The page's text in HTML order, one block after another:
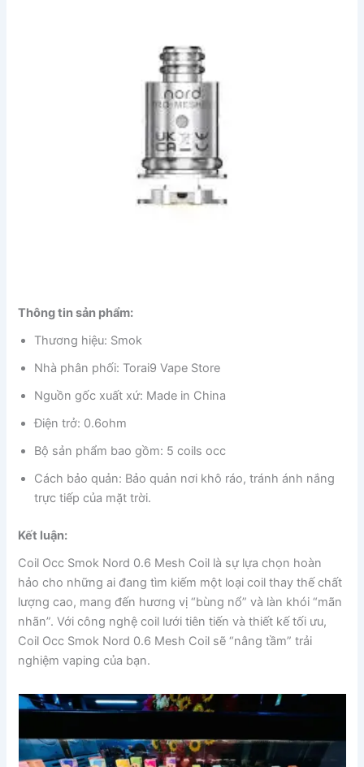
Thông tin sản phẩm:
Thương hiệu: Smok
Nhà phân phối: Torai9 Vape Store
Nguồn gốc xuất xứ: Made in China
Điện trở: 0.6ohm
Bộ sản phẩm bao gồm: 5 coils occ
Cách bảo quản: Bảo quản nơi khô ráo, tránh ánh nắng
trực tiếp của mặt trời.
Kết luận:
Coil Occ Smok Nord 0.6 Mesh Coil là sự lựa chọn hoàn
hảo cho những ai đang tìm kiếm một loại coil thay thế chất
lượng cao, mang đến hương vị “bùng nổ” và làn khói “mãn
nhãn”. Với công nghệ coil lưới tiên tiến và thiết kế tối ưu,
Coil Occ Smok Nord 0.6 Mesh Coil sẽ “nâng tầm” trải
nghiệm vaping của bạn.